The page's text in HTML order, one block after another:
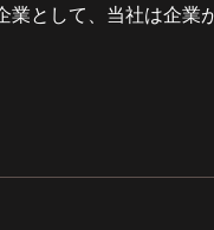
として、当社は企